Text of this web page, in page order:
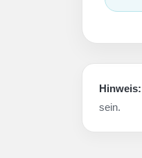
Hinweis:
sein.